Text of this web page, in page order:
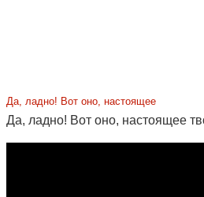
Да, ладно! Вот оно, настоящее
Да, ладно! Вот оно, настоящее